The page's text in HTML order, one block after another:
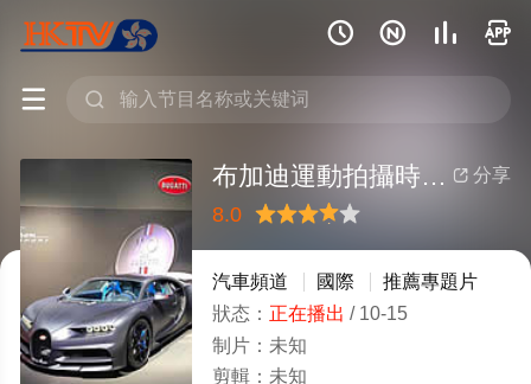
   
 
 分享
布加迪運動拍攝時怎樣實現的
8.0
很差較差
還行推薦力薦
汽車頻道 國際
推薦專題片
狀态： 正在播出 / 10-15
制片： 未知
剪輯： 未知